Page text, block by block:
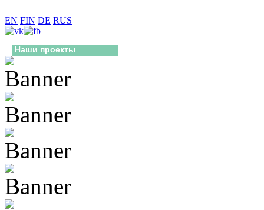
EN FIN DE RUS
Наши проекты